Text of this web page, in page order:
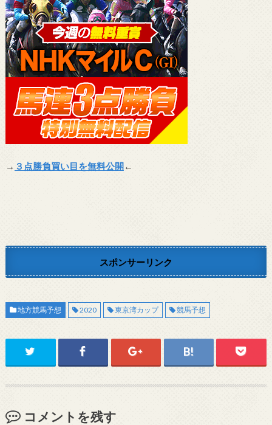
→ ３点勝負買い目を無料公開←
スポンサーリンク
地方競馬予想 2020 東京湾カップ 競馬予想
コメントを残す